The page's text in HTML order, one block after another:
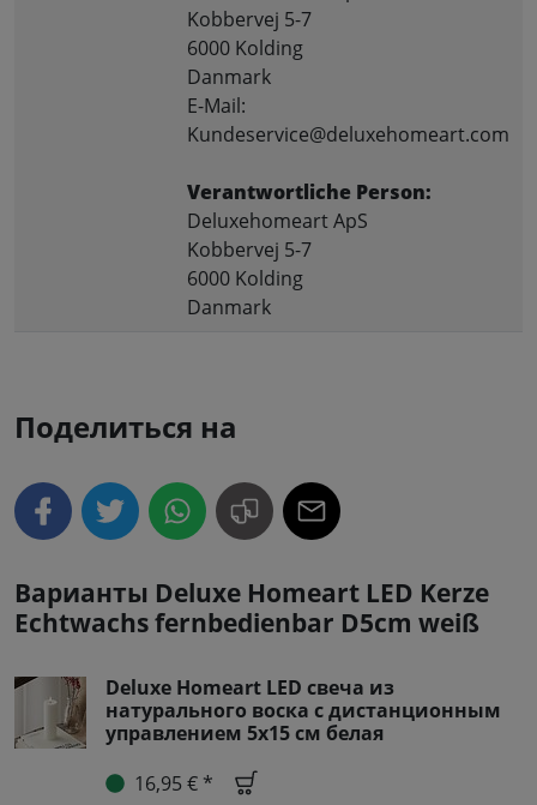
Kobbervej 5-7
6000 Kolding
Danmark
E-Mail:
Kundeservice@deluxehomeart.com
Verantwortliche Person:
Deluxehomeart ApS
Kobbervej 5-7
6000 Kolding
Danmark
Поделиться на
Варианты Deluxe Homeart LED Kerze
Echtwachs fernbedienbar D5cm weiß
Deluxe Homeart LED свеча из
натурального воска с дистанционным
управлением 5x15 см белая
16,95 € *